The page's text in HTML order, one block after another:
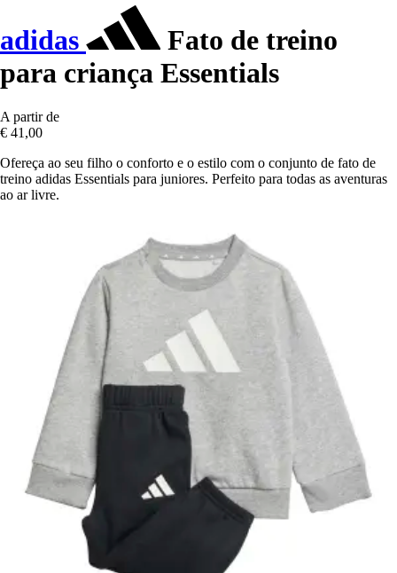
adidas
Fato de treino
para criança Essentials
A partir de
€ 41,00
Ofereça ao seu filho o conforto e o estilo com o conjunto de fato de
treino adidas Essentials para juniores. Perfeito para todas as aventuras
ao ar livre.